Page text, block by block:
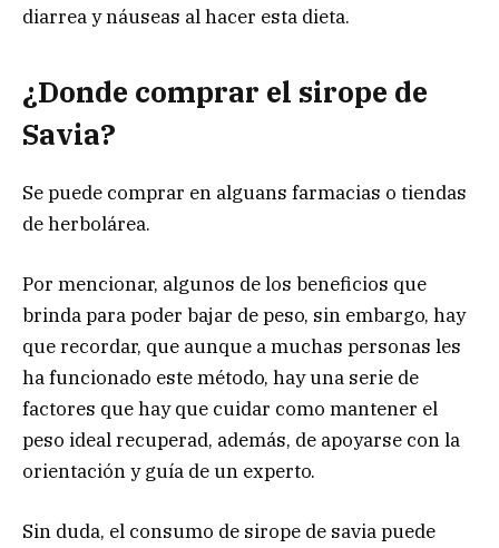
diarrea y náuseas al hacer esta dieta.
¿Donde comprar el sirope de
Savia?
Se puede comprar en alguans farmacias o tiendas
de herbolárea.
Por mencionar, algunos de los beneficios que
brinda para poder bajar de peso, sin embargo, hay
que recordar, que aunque a muchas personas les
ha funcionado este método, hay una serie de
factores que hay que cuidar como mantener el
peso ideal recuperad, además, de apoyarse con la
orientación y guía de un experto.
Sin duda, el consumo de sirope de savia puede